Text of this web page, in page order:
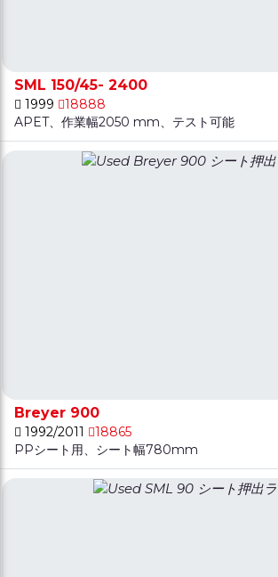
SML 150/45- 2400
1999
18888
APET、作業幅2050 mm、テスト可能
Breyer 900
1992/2011
18865
PPシート用、シート幅780mm